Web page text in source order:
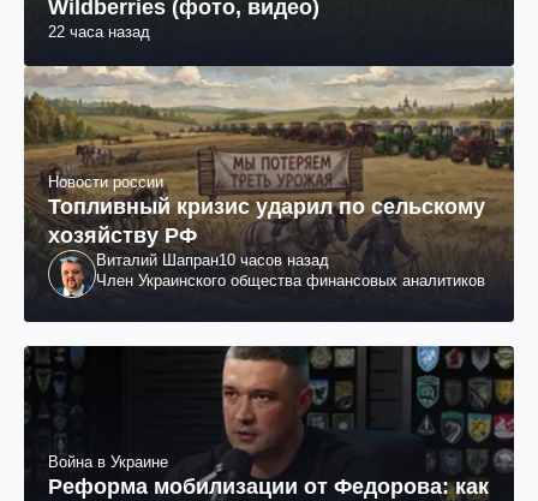
Wildberries (фото, видео)
22 часа назад
Новости россии
Топливный кризис ударил по сельскому
хозяйству РФ
Виталий Шапран10 часов назад
Член Украинского общества финансовых аналитиков
Война в Украине
Реформа мобилизации от Федорова: как